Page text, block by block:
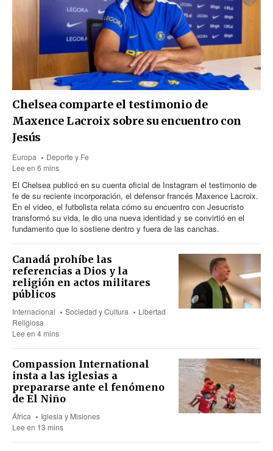
Chelsea comparte el testimonio de
Maxence Lacroix sobre su encuentro con
Jesús
Europa
Deporte y Fe
Lee en 6 mins
El Chelsea publicó en su cuenta oficial de Instagram el testimonio de
fe de su reciente incorporación, el defensor francés Maxence Lacroix.
En el video, el futbolista relata cómo su encuentro con Jesucristo
transformó su vida, le dio una nueva identidad y se convirtió en el
fundamento que lo sostiene dentro y fuera de las canchas.
Canadá prohíbe las
referencias a Dios y la
religión en actos militares
públicos
Internacional Sociedad y Cultura
Libertad
Religiosa
Lee en 4 mins
Compassion International
insta a las iglesias a
prepararse ante el fenómeno
de El Niño
África
Iglesia y Misiones
Lee en 13 mins